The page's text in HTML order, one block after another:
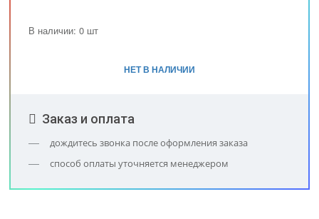
В наличии: 0 шт
НЕТ В НАЛИЧИИ
Заказ и оплата
дождитесь звонка после оформления заказа
способ оплаты уточняется менеджером